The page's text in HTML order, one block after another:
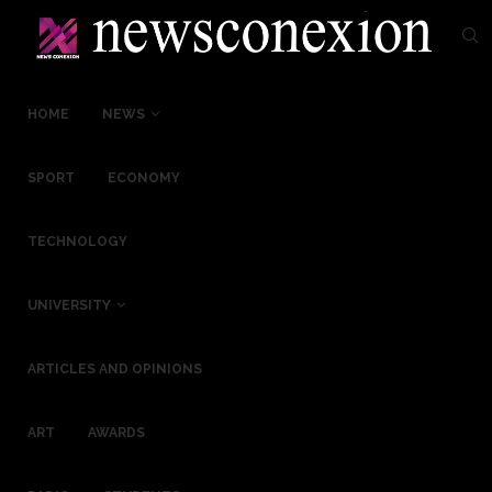
HOME NEWS
SPORT ECONOMY
TECHNOLOGY
UNIVERSITY
ARTICLES AND OPINIONS
ART AWARDS